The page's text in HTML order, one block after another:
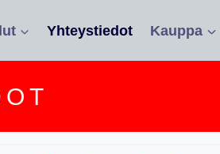
Yhteystiedot Kauppa